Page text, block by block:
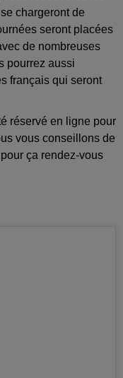
chargeront de
seront placées
de nombreuses
pourrez aussi
français qui seront
réservé en ligne pour
vous conseillons de
ça rendez-vous